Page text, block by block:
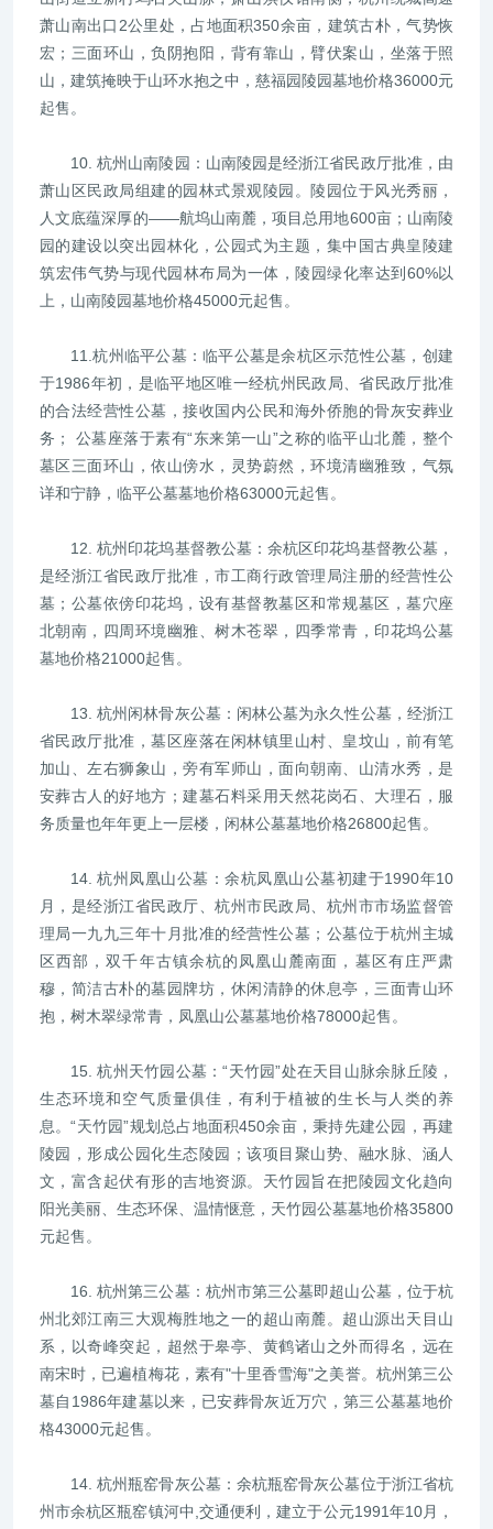
萧山南出口2公里处，占地面积350余亩，建筑古朴，气势恢
宏；三面环山，负阴抱阳，背有靠山，臂伏案山，坐落于照
山，建筑掩映于山环水抱之中，慈福园陵园墓地价格36000元
起售。
10. 杭州山南陵园：山南陵园是经浙江省民政厅批准，由
萧山区民政局组建的园林式景观陵园。陵园位于风光秀丽，
人文底蕴深厚的——航坞山南麓，项目总用地600亩；山南陵
园的建设以突出园林化，公园式为主题，集中国古典皇陵建
筑宏伟气势与现代园林布局为一体，陵园绿化率达到60%以
上，山南陵园墓地价格45000元起售。
11.杭州临平公墓：临平公墓是余杭区示范性公墓，创建
于1986年初，是临平地区唯一经杭州民政局、省民政厅批准
的合法经营性公墓，接收国内公民和海外侨胞的骨灰安葬业
务； 公墓座落于素有“东来第一山”之称的临平山北麓，整个
墓区三面环山，依山傍水，灵势蔚然，环境清幽雅致，气氛
详和宁静，临平公墓墓地价格63000元起售。
12. 杭州印花坞基督教公墓：余杭区印花坞基督教公墓，
是经浙江省民政厅批准，市工商行政管理局注册的经营性公
墓；公墓依傍印花坞，设有基督教墓区和常规墓区，墓穴座
北朝南，四周环境幽雅、树木苍翠，四季常青，印花坞公墓
墓地价格21000起售。
13. 杭州闲林骨灰公墓：闲林公墓为永久性公墓，经浙江
省民政厅批准，墓区座落在闲林镇里山村、皇坟山，前有笔
加山、左右狮象山，旁有军师山，面向朝南、山清水秀，是
安葬古人的好地方；建墓石料采用天然花岗石、大理石，服
务质量也年年更上一层楼，闲林公墓墓地价格26800起售。
14. 杭州凤凰山公墓：余杭凤凰山公墓初建于1990年10
月，是经浙江省民政厅、杭州市民政局、杭州市市场监督管
理局一九九三年十月批准的经营性公墓；公墓位于杭州主城
区西部，双千年古镇余杭的凤凰山麓南面，墓区有庄严肃
穆，简洁古朴的墓园牌坊，休闲清静的休息亭，三面青山环
抱，树木翠绿常青，凤凰山公墓墓地价格78000起售。
15. 杭州天竹园公墓：“天竹园”处在天目山脉余脉丘陵，
生态环境和空气质量俱佳，有利于植被的生长与人类的养
息。“天竹园”规划总占地面积450余亩，秉持先建公园，再建
陵园，形成公园化生态陵园；该项目聚山势、融水脉、涵人
文，富含起伏有形的吉地资源。天竹园旨在把陵园文化趋向
阳光美丽、生态环保、温情惬意，天竹园公墓墓地价格35800
元起售。
16. 杭州第三公墓：杭州市第三公墓即超山公墓，位于杭
州北郊江南三大观梅胜地之一的超山南麓。超山源出天目山
系，以奇峰突起，超然于皋亭、黄鹤诸山之外而得名，远在
南宋时，已遍植梅花，素有"十里香雪海"之美誉。杭州第三公
墓自1986年建墓以来，已安葬骨灰近万穴，第三公墓墓地价
格43000元起售。
14. 杭州瓶窑骨灰公墓：余杭瓶窑骨灰公墓位于浙江省杭
州市余杭区瓶窑镇河中,交通便利，建立于公元1991年10月，